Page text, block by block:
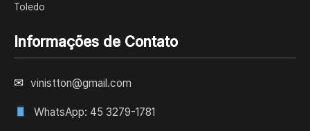
Toledo
Informações de Contato
✉ vinistton@gmail.com
WhatsApp: 45 3279-1781